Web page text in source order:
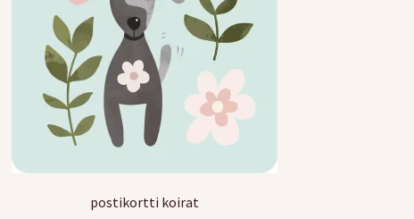
postikortti koirat